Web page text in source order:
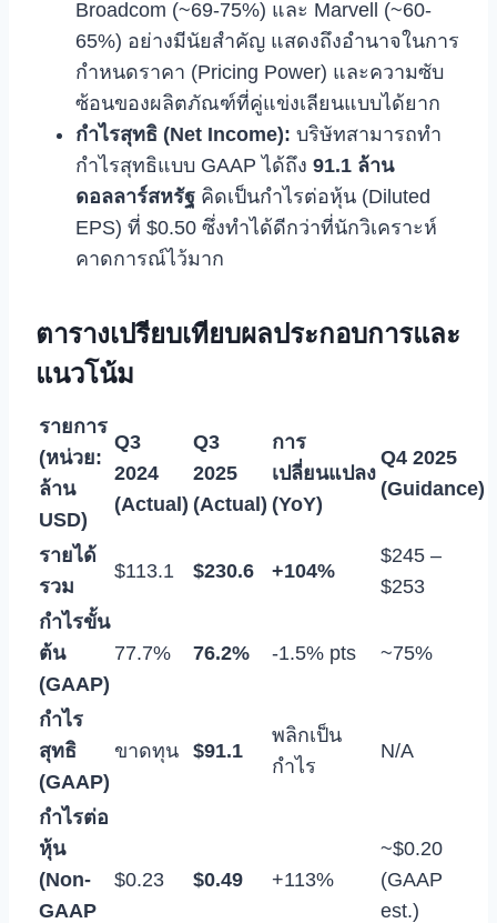
Broadcom (~69-75%) และ Marvell (~60-
65%) อย่างมีนัยสำคัญ แสดงถึงอำนาจในการ
กำหนดราคา (Pricing Power) และความซับ
ซ้อนของผลิตภัณฑ์ที่คู่แข่งเลียนแบบได้ยาก
กำไรสุทธิ (Net Income): บริษัทสามารถทำ
กำไรสุทธิแบบ GAAP ได้ถึง 91.1 ล้าน
ดอลลาร์สหรัฐ คิดเป็นกำไรต่อหุ้น (Diluted
EPS) ที่ $0.50 ซึ่งทำได้ดีกว่าที่นักวิเคราะห์
คาดการณ์ไว้มาก
ตารางเปรียบเทียบผลประกอบการและ
แนวโน้ม
รายการ
(หน่วย:
ล้าน
USD)
Q3
2024
(Actual)
Q3
2025
(Actual)
การ
เปลี่ยนแปลง
(YoY)
Q4 2025
(Guidance)
รายได้
รวม
$113.1 $230.6 +104%
$245 –
$253
กำไรขั้น
ต้น
(GAAP)
77.7% 76.2% -1.5% pts ~75%
กำไร
สุทธิ
(GAAP)
ขาดทุน $91.1
พลิกเป็น
กำไร
N/A
กำไรต่อ
หุ้น
(Non-
GAAP
$0.23 $0.49 +113%
~$0.20
(GAAP
est.)